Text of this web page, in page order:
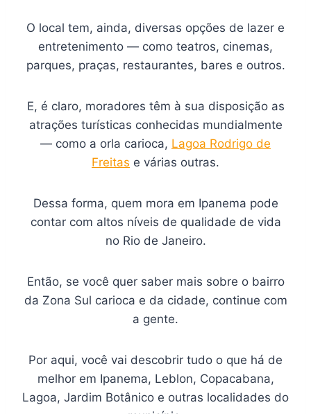
O local tem, ainda, diversas opções de lazer e
entretenimento — como teatros, cinemas,
parques, praças, restaurantes, bares e outros.
E, é claro, moradores têm à sua disposição as
atrações turísticas conhecidas mundialmente
— como a orla carioca, Lagoa Rodrigo de
Freitas e várias outras.
Dessa forma, quem mora em Ipanema pode
contar com altos níveis de qualidade de vida
no Rio de Janeiro.
Então, se você quer saber mais sobre o bairro
da Zona Sul carioca e da cidade, continue com
a gente.
Por aqui, você vai descobrir tudo o que há de
melhor em Ipanema, Leblon, Copacabana,
Lagoa, Jardim Botânico e outras localidades do